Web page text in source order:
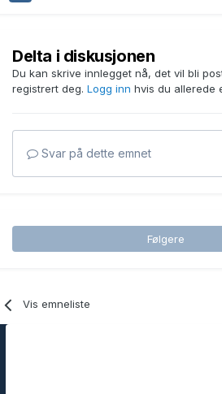
Delta i diskusjonen
Du kan skrive innlegget nå, det vil bli
registrert deg. Logg inn hvis du allerede
Svar på dette emnet
Følgere
Vis emneliste